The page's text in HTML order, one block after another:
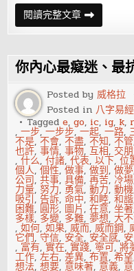
閱讀完整文章十
種
適
春
季
排
毒
的
食
物
你內心最癡迷、最
Posted by威格拉
Posted in 八字易經
Taggede,go, ic, ig, k,
,一步,一步步,一起,一路,
不是,不會,不盡,不知,不管
也許,事情,事物,互相, 交
,什么,付諸,代表,以下,位
個人,個性,做事,做到,做夢
公司,共事,具備,再苦, 冷場
力量,努力, 勇氣,動力,動機
吸引,告訴,命中,和睦,和諧
困難, 圓形, 圖片,在意,坐著
多樣, 多變, 多難,夢想,大
,如何,如果,威而,威而鋼,
它們,守信, 安全, 安全感,
, 富有,實在,實踐, 寧可,將
工作,左右,差異,布置,希望
想法,想要, 意味著, 意義,